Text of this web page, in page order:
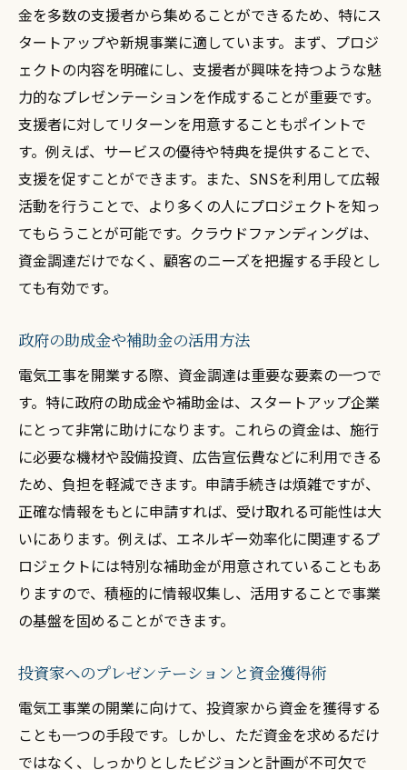
金を多数の支援者から集めることができるため、特にス
タートアップや新規事業に適しています。まず、プロジ
ェクトの内容を明確にし、支援者が興味を持つような魅
力的なプレゼンテーションを作成することが重要です。
支援者に対してリターンを用意することもポイントで
す。例えば、サービスの優待や特典を提供することで、
支援を促すことができます。また、SNSを利用して広報
活動を行うことで、より多くの人にプロジェクトを知っ
てもらうことが可能です。クラウドファンディングは、
資金調達だけでなく、顧客のニーズを把握する手段とし
ても有効です。
政府の助成金や補助金の活用方法
電気工事を開業する際、資金調達は重要な要素の一つで
す。特に政府の助成金や補助金は、スタートアップ企業
にとって非常に助けになります。これらの資金は、施行
に必要な機材や設備投資、広告宣伝費などに利用できる
ため、負担を軽減できます。申請手続きは煩雑ですが、
正確な情報をもとに申請すれば、受け取れる可能性は大
いにあります。例えば、エネルギー効率化に関連するプ
ロジェクトには特別な補助金が用意されていることもあ
りますので、積極的に情報収集し、活用することで事業
の基盤を固めることができます。
投資家へのプレゼンテーションと資金獲得術
電気工事業の開業に向けて、投資家から資金を獲得する
ことも一つの手段です。しかし、ただ資金を求めるだけ
ではなく、しっかりとしたビジョンと計画が不可欠で